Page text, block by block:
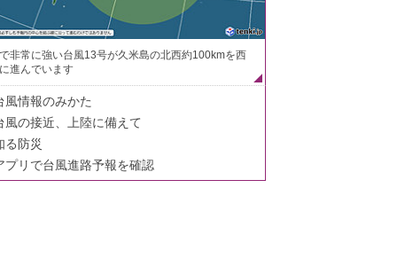
非常に強い台風13号が久米島の北西約100kmを西
進んでいます
風情報のみかた
風の接近、上陸に備えて
る防災
プリで台風進路予報を確認